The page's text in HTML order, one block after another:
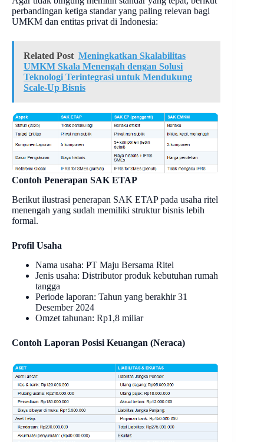
perbandingan ketiga standar yang paling relevan bagi
UMKM dan entitas privat di Indonesia:
Related Post Meningkatkan Skalabilitas
UMKM Skala Menengah dengan Solusi
Teknologi Terintegrasi untuk Mendukung
Scale-Up Bisnis
Contoh Penerapan SAK ETAP
Berikut ilustrasi penerapan SAK ETAP pada usaha ritel
menengah yang sudah memiliki struktur bisnis lebih
formal.
Profil Usaha
Nama usaha: PT Maju Bersama Ritel
Jenis usaha: Distributor produk kebutuhan rumah
tangga
Periode laporan: Tahun yang berakhir 31
Desember 2024
Omzet tahunan: Rp1,8 miliar
Contoh Laporan Posisi Keuangan (Neraca)